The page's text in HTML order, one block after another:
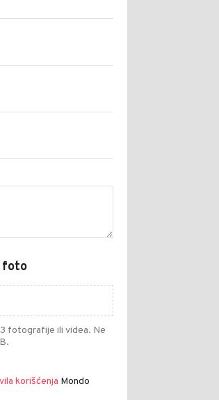
foto
fotografije ili videa. Ne
korišćenja Mondo